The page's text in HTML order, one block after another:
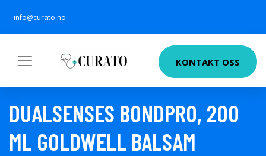
info@curato.no
KONTAKT OSS
DUALSENSES BONDPRO, 200
ML GOLDWELL BALSAM